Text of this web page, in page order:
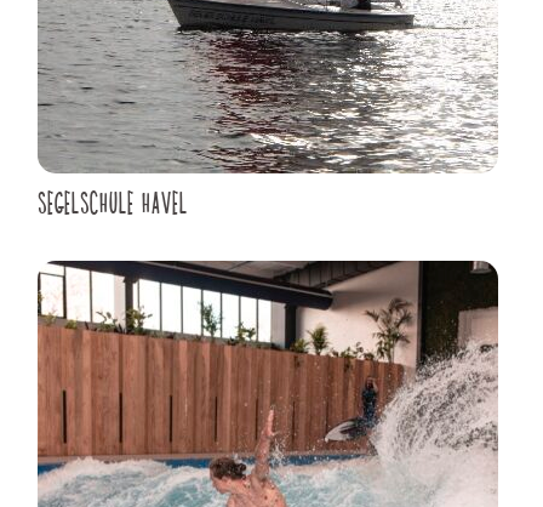
SEGELSCHULE HAVEL